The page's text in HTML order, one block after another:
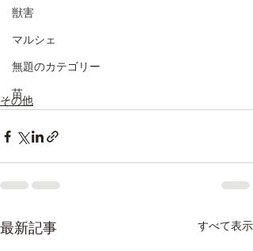
獣害
マルシェ
無題のカテゴリー
苗
その他
最新記事 すべて表示